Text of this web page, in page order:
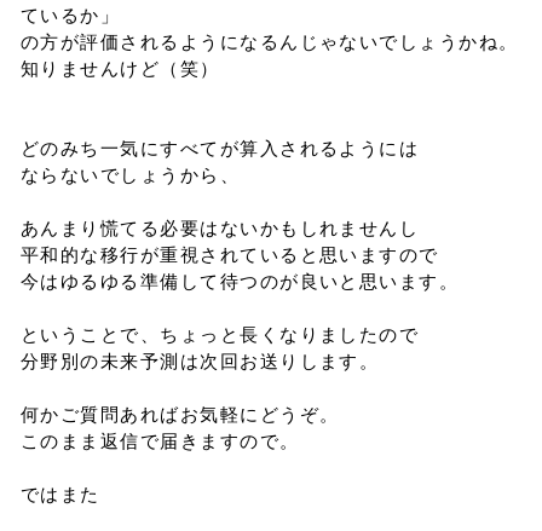
ているか」
の方が評価されるようになるんじゃないでしょうかね。
知りませんけど（笑）
どのみち一気にすべてが算入されるようには
ならないでしょうから、
あんまり慌てる必要はないかもしれませんし
平和的な移行が重視されていると思いますので
今はゆるゆる準備して待つのが良いと思います。
ということで、ちょっと長くなりましたので
分野別の未来予測は次回お送りします。
何かご質問あればお気軽にどうぞ。
このまま返信で届きますので。
ではまた